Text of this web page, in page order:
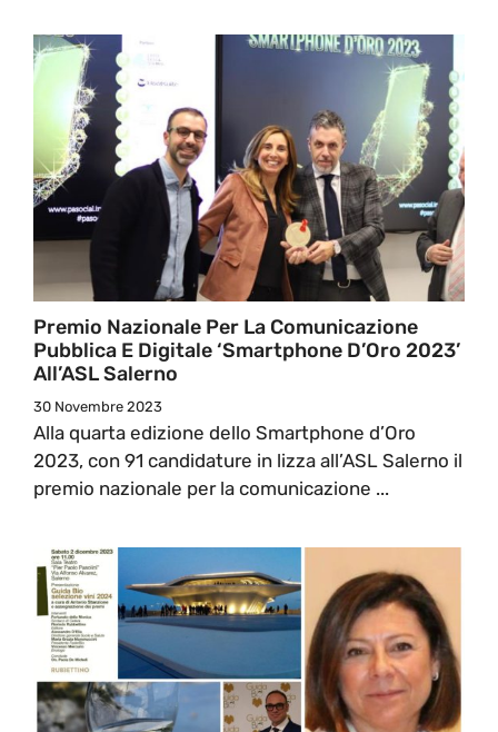
Premio Nazionale Per La Comunicazione
Pubblica E Digitale ‘Smartphone D’Oro 2023’
All’ASL Salerno
30 Novembre 2023
Alla quarta edizione dello Smartphone d’Oro
2023, con 91 candidature in lizza all’ASL Salerno il
premio nazionale per la comunicazione ...